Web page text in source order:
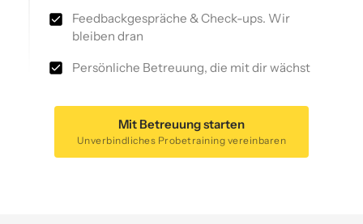
Feedbackgespräche & Check-ups. Wir
bleiben dran
Persönliche Betreuung, die mit dir wächst
Mit Betreuung starten
Unverbindliches Probetraining vereinbaren